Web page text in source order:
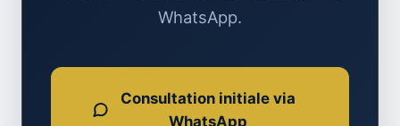
WhatsApp.
Consultation initiale via
WhatsApp